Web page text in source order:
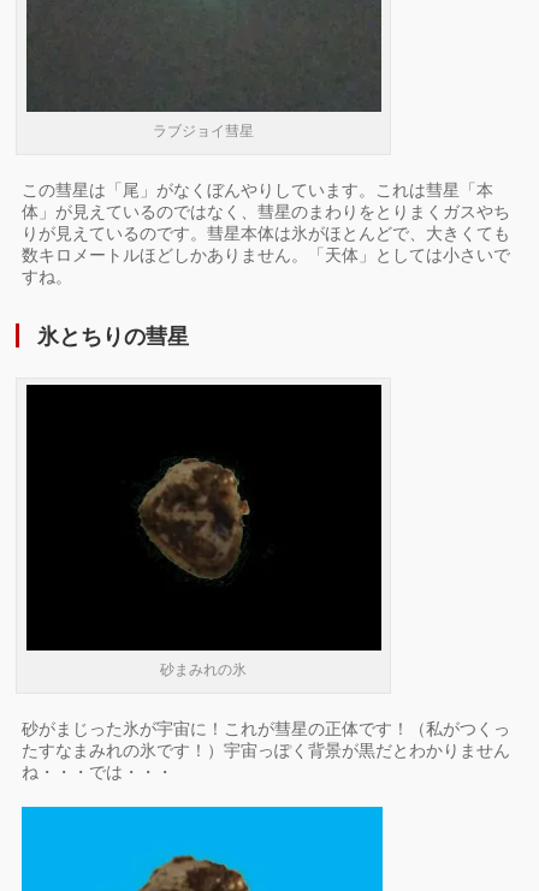
ラブジョイ彗星
この彗星は「尾」がなくぼんやりしています。これは彗星「本
体」が見えているのではなく、彗星のまわりをとりまくガスやち
りが見えているのです。彗星本体は氷がほとんどで、大きくても
数キロメートルほどしかありません。「天体」としては小さいで
すね。
氷とちりの彗星
砂まみれの氷
砂がまじった氷が宇宙に！これが彗星の正体です！（私がつくっ
たすなまみれの氷です！）宇宙っぽく背景が黒だとわかりません
ね・・・では・・・